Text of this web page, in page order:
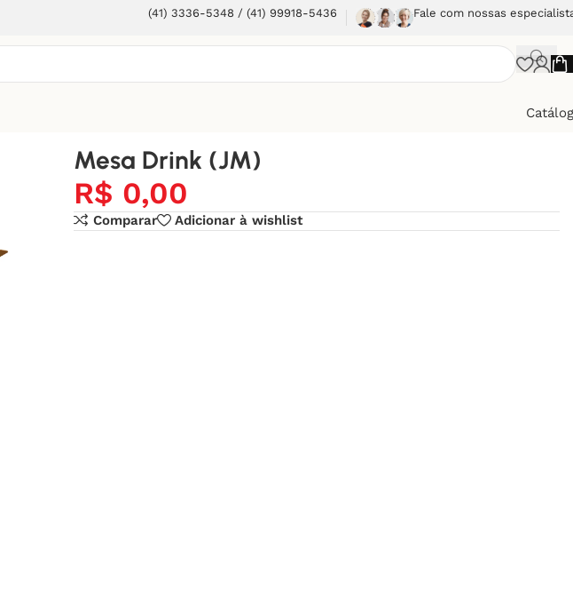
(41) 3336-5348 / (41) 99918-5436 Fale com nossas
Mesa Drink (JM)
R$ 0,00
Comparar Adicionar à wishlist